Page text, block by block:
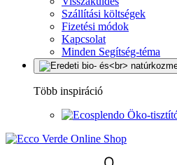
Szállítási költségek
Fizetési módok
Kapcsolat
Minden Segítség-téma
Több inspiráció
Öko-